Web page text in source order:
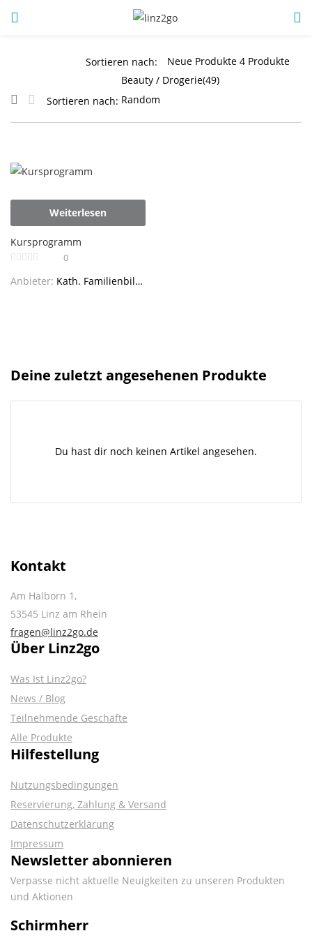
ANMELDUNG
sich anzumelden.
Sortieren nach:
Sortieren nach:
Weiterlesen
Kursprogramm
0
Anbieter: Kath. Familienbildungsstätte Linz
Deine zuletzt angesehenen Produkte
Du hast dir noch keinen Artikel angesehen.
Kontakt
Am Halborn 1,
53545 Linz am Rhein
fragen@linz2go.de
Über Linz2go
Was Ist Linz2go?
News / Blog
Teilnehmende Geschäfte
Alle Produkte
Hilfestellung
Nutzungsbedingungen
Reservierung, Zahlung & Versand
Datenschutzerklärung
Impressum
Newsletter abonnieren
Verpasse nicht aktuelle Neuigkeiten zu unseren Produkten
und Aktionen
Schirmherr